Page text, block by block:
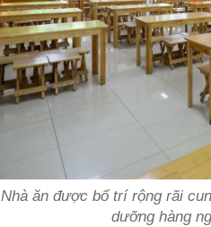
Nhà ăn được bố trí rộng rãi
dưỡng hàng